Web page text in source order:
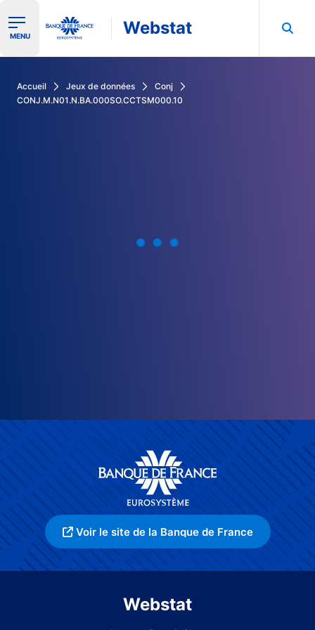
Ouvrir le menu de navigation
MENU Webstat
Accueil Jeux de données
Conj
CONJ.M.N01.N.BA.000SO.CCTSM000.10
Voir le site de la Banque de France
Webstat